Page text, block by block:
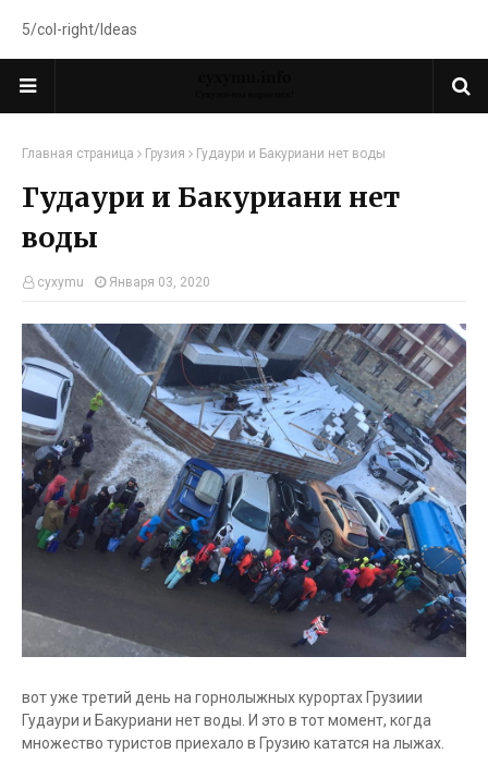
5/col-right/Ideas
Главная страница Грузия Гудаури и Бакуриани нет воды
Гудаури и Бакуриани нет
воды
cyxymu Января 03, 2020
вот уже третий день на горнолыжных курортах Грузиии
Гудаури и Бакуриани нет воды. И это в тот момент, когда
множество туристов приехало в Грузию кататся на лыжах.